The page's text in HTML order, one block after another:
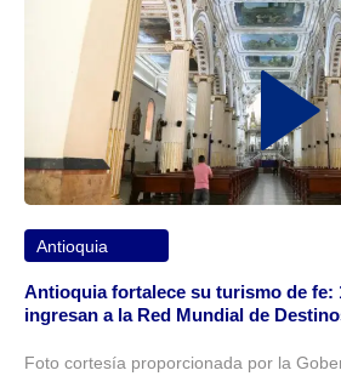
Antioquia
Antioquia fortalece su turismo de fe:
ingresan a la Red Mundial de
Foto cortesía proporcionada por la